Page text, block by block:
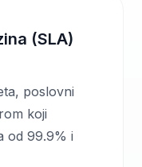
(SLA)
poslovni
koji
od 99.9% i